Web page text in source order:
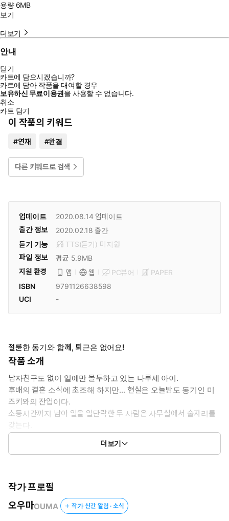
용량 6MB
보기
더보기
안내
닫기
카트에 담으시겠습니까?
카트에 담아 작품을 대여할 경우
보유하신 무료이용권을 사용할 수 없습니다.
취소
카트 담기
이 작품의 키워드
#연재 #완결
다른 키워드로 검색
업데이트 2020.08.14 업데이트
출간 정보
2020.02.18 출간
듣기 기능
TTS(듣기) 미 지원
파일 정보
평균 5.9MB
지원 환경
앱 웹 PC뷰어
PAPER
ISBN
9791126638598
UCI
-
절륜한 동기와 함께, 퇴근은 없어요!
작품 소개
남자친구도 없이 일에만 몰두하고 있는 나루세 아이.
후배의 결혼 소식에 초조해 하지만... 현실은 오늘밤도 동기인 미
즈키와의 잔업이다.
소등시간까지 남아 일을 일단락한 두 사람은 사무실에서 술자리를
갖는다.
술김에 본심을 뱉어내던 아이는 갑작스런 미즈키의 키스를 피하
지 못하고... ⓒOUMA／©Mobile Media Research
더보기
작가 프로필
오우마OUMA 작가 신간 알림 · 소식